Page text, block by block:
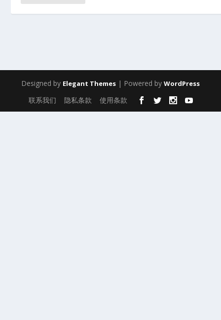
Designed by Elegant Themes | Powered by WordPress
联系我们 隐私条款 使用条款